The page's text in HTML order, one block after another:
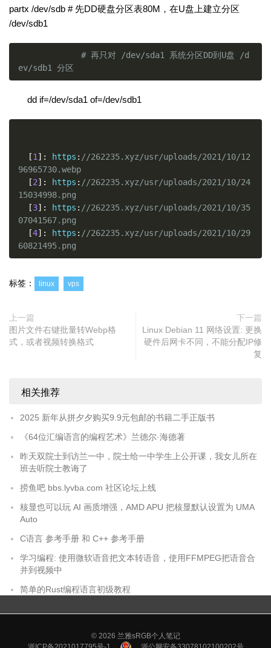
partx /dev/sdb # 先DD硬盘分区表80M，在U盘上建立分区
/dev/sdb1
# 再只对 /dev/sda1 系统分区DD到U盘 /d
ev/sdb1 分区
dd if=/dev/sda1 of=/dev/sdb1
[1 ]: https : //262235.xyz/usr/uploads/2021/10/12
96965730.webp
[2]: https : //262235.xyz/usr/uploads/2021/10/24
15034998.png
[3]: https : //262235.xyz/usr/uploads/2021/10/35
07041567.png
[4]: https : //262235.xyz/usr/uploads/2021/10/29
60821495.png
标签： linux vps
上一篇
图片文件右键批量转Webp格
式，或者视频转换格式
下一篇
Linux Debian 11 网络设置: 更换
硬件后网卡不同，不能分配IP修
复
相关推荐
2025 新年从拼夕夕购买9.9元包邮的书籍二手正版书
《64位汇编语言的编程艺术》兰德尔·海德著
昨天双院士到访兰一中，院士给一中学生上公开课，我女儿所在
班去听院士教诲了
捞鱼吧 bbs.lyvba.com 社区论坛上线
核显也可以玩 AI 画质增强，AMD APU 把核显默认设置为 UMA
Auto
C语言 参考手册 和 C++ 参考手册
学习编程: 使用微软语音把文本转语音，使用FFMPEG把语音合
并到视频中
简单的Rust编程语言初级教程
© 2026 兰雅sRGB个人笔记